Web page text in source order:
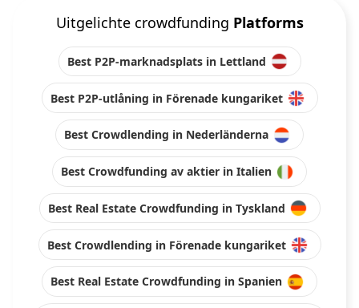
Uitgelichte crowdfunding Platforms
Best P2P-marknadsplats in Lettland
Best P2P-utlåning in Förenade kungariket
Best Crowdlending in Nederländerna
Best Crowdfunding av aktier in Italien
Best Real Estate Crowdfunding in Tyskland
Best Crowdlending in Förenade kungariket
Best Real Estate Crowdfunding in Spanien